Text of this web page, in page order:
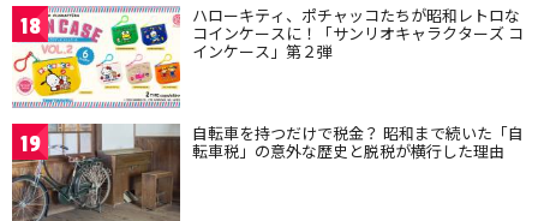
18 ハローキティ、ポチャッコたちが昭和レトロな
コインケースに！「サンリオキャラクターズ コ
インケース」第２弾
19 自転車を持つだけで税金？ 昭和まで続いた「自
転車税」の意外な歴史と脱税が横行した理由